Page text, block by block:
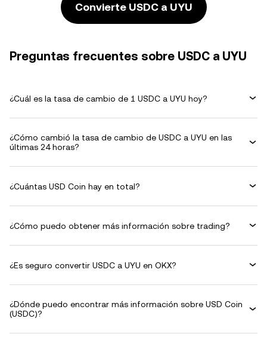
Convierte USDC a UYU
Preguntas frecuentes sobre USDC a UYU
¿Cuál es la tasa de cambio de 1 USDC a UYU hoy?
¿Cómo cambió la tasa de cambio de USDC a UYU en las
últimas 24 horas?
¿Cuántas USD Coin hay en total?
¿Cómo puedo obtener más información sobre trading?
¿Es seguro convertir USDC a UYU en OKX?
¿Dónde puedo encontrar más información sobre USD Coin
(USDC)?